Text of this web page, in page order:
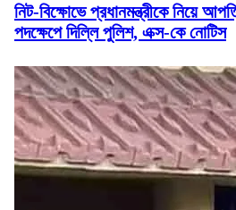
নিট-বিক্ষোভে প্রধানমন্ত্রীকে নিয়ে
পদক্ষেপে দিল্লি পুলিশ, এক্স-কে নোটিস